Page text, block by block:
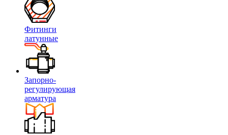
Фитинги
латунные
Запорно-
регулирующая
арматура